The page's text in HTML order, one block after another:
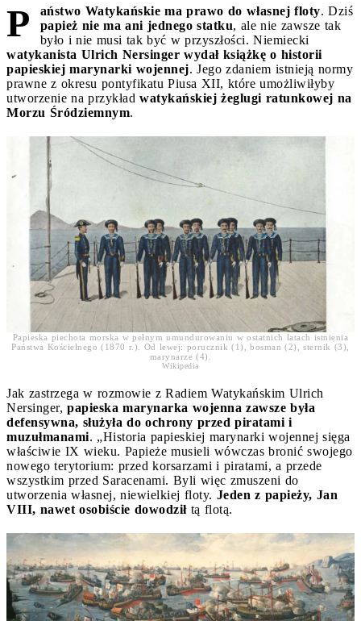
P aństwo Watykańskie ma prawo do własnej floty. Dziś
papież nie ma ani jednego statku, ale nie zawsze tak
było i nie musi tak być w przyszłości. Niemiecki
watykanista Ulrich Nersinger wydał książkę o historii
papieskiej marynarki wojennej. Jego zdaniem istnieją normy
prawne z okresu pontyfikatu Piusa XII, które umożliwiłyby
utworzenie na przykład watykańskiej żeglugi ratunkowej na
Morzu Śródziemnym.
Papieska piechota morska w pełnym umundurowaniu w ostatnich latach istnienia
Państwa Kościelnego (1870 r.). Od lewej: porucznik (1), bosman (2), sternik (3),
marynarze (4).
Wikipedia
Jak zastrzega w rozmowie z Radiem Watykańskim Ulrich
Nersinger, papieska marynarka wojenna zawsze była
defensywna, służyła do ochrony przed piratami i
muzułmanami. „Historia papieskiej marynarki wojennej sięga
właściwie IX wieku. Papieże musieli wówczas bronić swojego
nowego terytorium: przed korsarzami i piratami, a przede
wszystkim przed Saracenami. Byli więc zmuszeni do
utworzenia własnej, niewielkiej floty. Jeden z papieży, Jan
VIII, nawet osobiście dowodziłtą flotą.